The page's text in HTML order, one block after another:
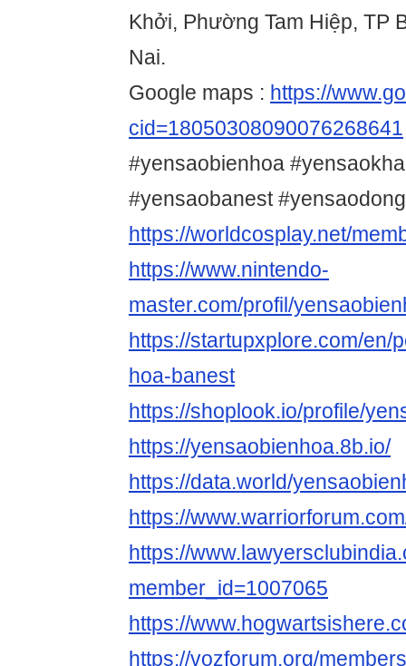
Khởi, Phường Tam Hiệp, TP
Nai.
Google maps : https://
cid=18050308090076268641
#yensaobienhoa
#yensaobanest
https://worldcosplay.net/
https://www.nintendo-
master.com/profil/
https://startupxplore.com/en/
hoa-banest
https://shoplook.io/profile/
https://yensaobienhoa.8b.io/
https://data.world/
https://
https://
member_id=1007065
https://
https://vozforum.org/